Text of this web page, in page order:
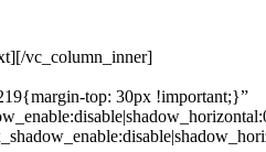
vc_column_inner]
top: 30px !important;}”